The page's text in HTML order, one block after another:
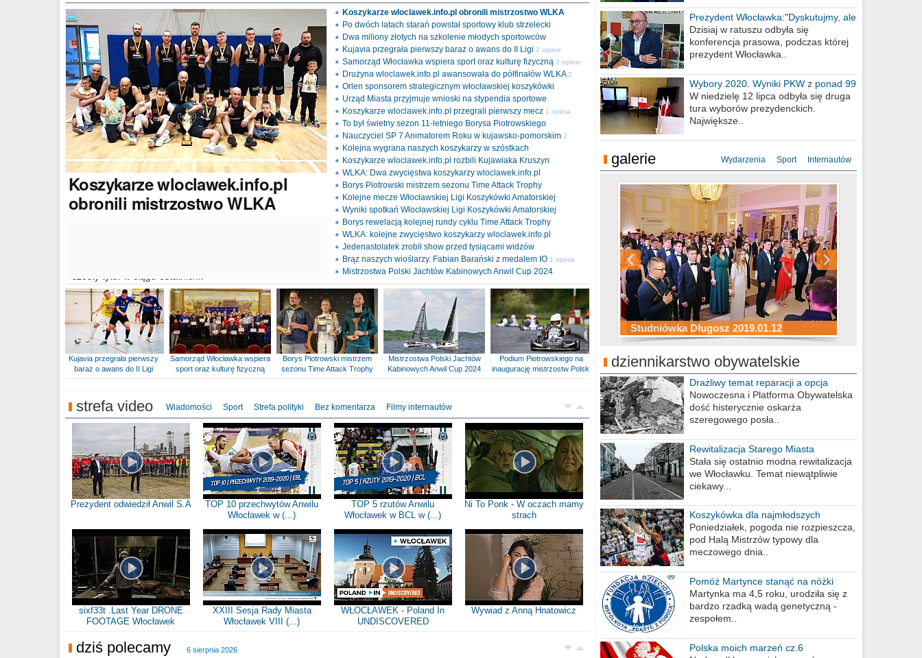
Koszykarzewloclawek.info.pl
obronili mistrzostwo WLKA
Koszykarze wloclawek.info.pl obronili mistrzostwo WLKA
Po dwóch latach starań powstał sportowy klub strzelecki
Dwa miliony złotych na szkolenie młodych sportowców
Kujavia przegrała pierwszy baraż o awans do II Ligi 2 opinie
Samorząd Włocławka wspiera sport oraz kulturę fizyczną 2 opinie
Drużyna wloclawek.info.pl awansowała do półfinałów WLKA 2
opinie
Orlen sponsorem strategicznym włocławskiej koszykówki
Urząd Miasta przyjmuje wnioski na stypendia sportowe
Koszykarze wloclawek.info.pl przegrali pierwszy mecz 1 opinia
To był świetny sezon 11-letniego Borysa Piotrowskiego
Nauczyciel SP 7 Animatorem Roku w kujawsko-pomorskim 2
opinie
Kolejna wygrana naszych koszykarzy w szóstkach
Koszykarze wloclawek.info.pl rozbili Kujawiaka Kruszyn
WLKA: Dwa zwycięstwa koszykarzy wloclawek.info.pl
Borys Piotrowski mistrzem sezonu Time Attack Trophy
Kolejne mecze Włocławskiej Ligi Koszykówki Amatorskiej
Wyniki spotkań Włocławskiej Ligi Koszykówki Amatorskiej
Borys rewelacją kolejnej rundy cyklu Time Attack Trophy
WLKA: kolejne zwycięstwo koszykarzy wloclawek.info.pl
Jedenastolatek zrobił show przed tysiącami widzów
Brąz naszych wioślarzy. Fabian Barański z medalem IO 1 opinia
Mistrzostwa Polski Jachtów Kabinowych Anwil Cup 2024
Kujavia przegrała pierwszy
baraż o awans do II Ligi
Samorząd Włocławka wspiera
sport oraz kulturę fizyczną
Borys Piotrowski mistrzem
sezonu Time Attack Trophy
Mistrzostwa Polski Jachtów
Kabinowych Anwil Cup 2024
Podium Piotrowskiego na
inaugurację mistrzostw Polski
strefa video Wiadomości Sport Strefa polityki Bez komentarza Filmy internautów
Prezydent odwiedził Anwil S.A
TOP 10 przechwytów Anwilu
Włocławek w (...)
TOP 5 rzutów Anwilu
Włocławek w BCL w (...)
Ni To Ponk - W oczach mamy
strach
sixf33t .Last Year DRONE
FOOTAGE Włocławek
XXIII Sesja Rady Miasta
Włocławek VIII (...)
WŁOCŁAWEK - Poland In
UNDISCOVERED
Wywiad z Anną Hnatowicz
dziś polecamy 6 sierpnia 2026
Prezydent Włocławka:"Dyskutujmy, ale
nie obrażajmy się”
Dzisiaj w ratuszu odbyła się
konferencja prasowa, podczas której
prezydent Włocławka..
Wybory 2020. Wyniki PKW z ponad 99
procent obwodów
W niedzielę 12 lipca odbyła się druga
tura wyborów prezydenckich.
Największe..
galerie Wydarzenia Sport Internautów
Studniówka Długosz 2019.01.12
ZS Budowlanych 2019.01.12
Studniówka LZK 2019.01.11
Studniówka Kopernik 2019.01.11
Studniówka LMK 2019.01.05
Studniówka ZS Ekonomicznych
2019.01.05
dziennikarstwo obywatelskie
Drażliwy temat reparacji a opcja
berlińska
Nowoczesna i Platforma Obywatelska
dość histerycznie oskarża
szeregowego posła..
Rewitalizacja Starego Miasta
Stała się ostatnio modna rewitalizacja
we Włocławku. Temat niewątpliwie
ciekawy...
Koszykówka dla najmłodszych
Poniedziałek, pogoda nie rozpieszcza,
pod Halą Mistrzów typowy dla
meczowego dnia..
Pomóż Martynce stanąć na nóżki
Martynka ma 4,5 roku, urodziła się z
bardzo rzadką wadą genetyczną -
zespołem..
Polska moich marzeń cz.6